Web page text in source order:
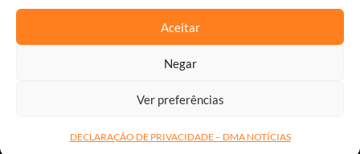
Aceitar
Negar
Ver preferências
DECLARAÇÃO DE PRIVACIDADE – DMA NOTÍCIAS
Copyright © Todos os direitos reservados | wf5